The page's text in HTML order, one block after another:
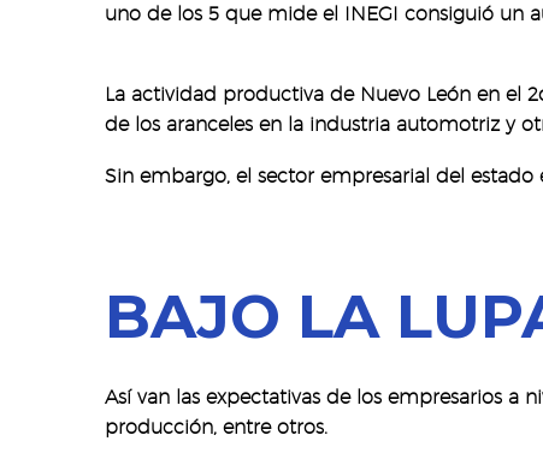
uno de los 5 que mide el INEGI consiguió un
La actividad productiva de Nuevo León en el
de los aranceles en la industria automotriz y
Sin embargo, el sector empresarial del
BAJO LA
Así van las expectativas de los empresarios a
producción, entre otros.